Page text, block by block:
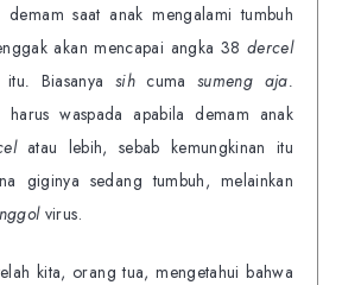
demam saat anak mengalami tumbuh
akan mencapai angka 38 dercel
itu. Biasanya sihcumasumeng aja.
waspada apabila demam anak
atau lebih, sebab kemungkinan itu
giginya sedang tumbuh, melainkan
virus.
kita, orang tua, mengetahui bahwa